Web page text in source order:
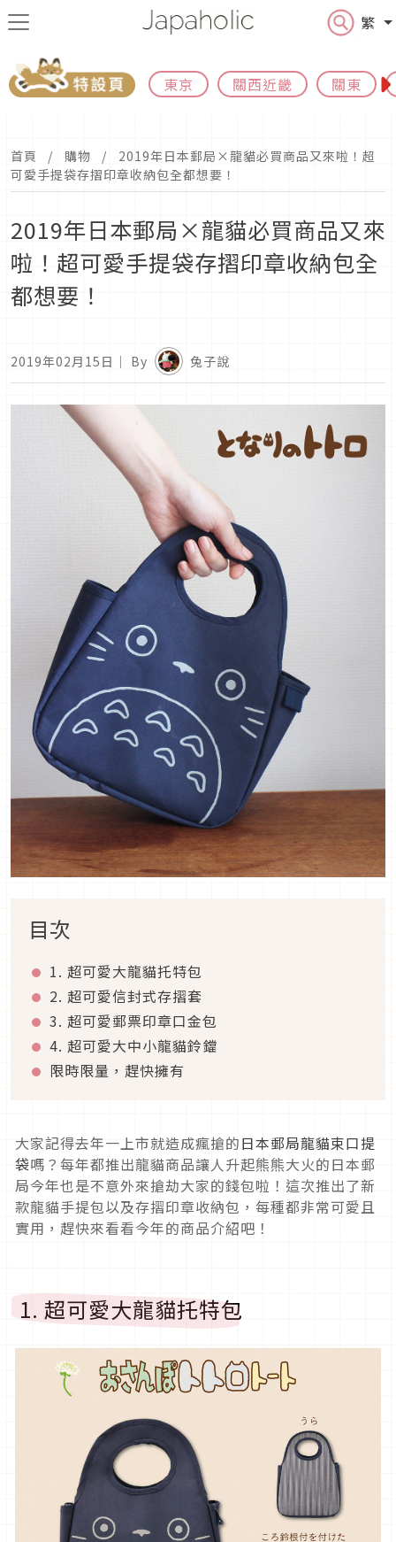
繁
東京 關西近畿 關東
首頁 購物
2019年日本郵局×龍貓必買商品又來啦！超
可愛手提袋存摺印章收納包全都想要！
2019年日本郵局×龍貓必買商品又來
啦！超可愛手提袋存摺印章收納包全
都想要！
2019年02月15日 ｜ By 兔子說
目次
1. 超可愛大龍貓托特包
2. 超可愛信封式存摺套
3. 超可愛郵票印章口金包
4. 超可愛大中小龍貓鈴鐺
限時限量，趕快擁有
大家記得去年一上市就造成瘋搶的日本郵局龍貓束口提
袋嗎？每年都推出龍貓商品讓人升起熊熊大火的日本郵
局今年也是不意外來搶劫大家的錢包啦！這次推出了新
款龍貓手提包以及存摺印章收納包，每種都非常可愛且
實用，趕快來看看今年的商品介紹吧！
1. 超可愛大龍貓托特包